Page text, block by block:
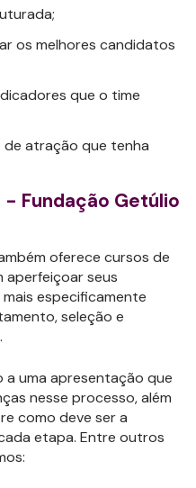
os melhores candidatos
que o time
atração que tenha
- Fundação Getúlio
oferece cursos de
aperfeiçoar seus
especificamente
seleção e
a uma apresentação que
nesse processo, além
como deve ser a
etapa. Entre outros